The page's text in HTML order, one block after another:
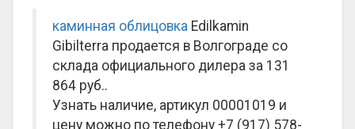
каминная облицовка Edilkamin
Gibilterra продается в Волгограде со
склада официального дилера за 131
864 руб..
Узнать наличие, артикул 00001019 и
цену можно по телефону +7 (917) 578-